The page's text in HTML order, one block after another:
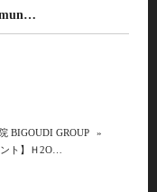
BIGOUDI GROUP
»
ト】Ｈ2O…